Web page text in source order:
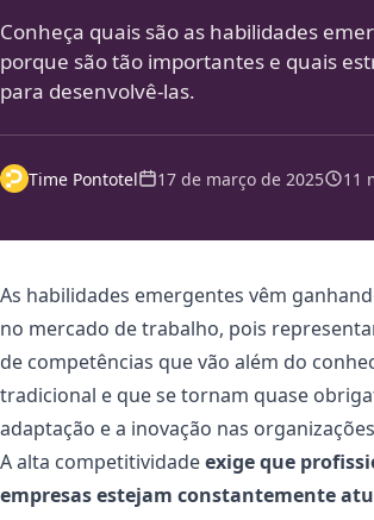
Conheça quais são as habilidades
porque são tão importantes e quais
para desenvolvê-las.
Time Pontotel 17 de março de 2025 11
As habilidades emergentes vêm
no mercado de trabalho, pois
de competências que vão além do
tradicional e que se tornam quase
adaptação e a inovação nas
A alta competitividadeexige que
empresas estejam constantemente